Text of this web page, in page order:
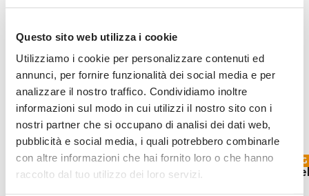
Questo sito web utilizza i cookie
Utilizziamo i cookie per personalizzare contenuti ed
annunci, per fornire funzionalità dei social media e per
analizzare il nostro traffico. Condividiamo inoltre
informazioni sul modo in cui utilizzi il nostro sito con i
nostri partner che si occupano di analisi dei dati web,
pubblicità e social media, i quali potrebbero combinarle
con altre informazioni che hai fornito loro o che hanno
raccolto dal tuo utilizzo dei loro servizi.
integrale di mais e farina di grano saraceno.
Continua la tua spesa valtellinese
Aggiungi al tuo carrello altri prodotti tipici della provincia
di Sondrio
SENZA LATTOSIO VEG
Pizzoccheri Astuccio 500gr
SENZA LATTOSIO VEG
Pizzoccheri della